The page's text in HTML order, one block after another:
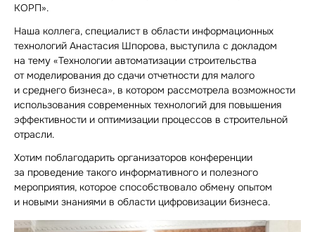
КОРП».
Наша коллега, специалист в области информационных
технологий Анастасия Шпорова, выступила с докладом
на тему «Технологии автоматизации строительства
от моделирования до сдачи отчетности для малого
и среднего бизнеса», в котором рассмотрела возможности
использования современных технологий для повышения
эффективности и оптимизации процессов в строительной
отрасли.
Хотим поблагодарить организаторов конференции
за проведение такого информативного и полезного
мероприятия, которое способствовало обмену опытом
и новыми знаниями в области цифровизации бизнеса.